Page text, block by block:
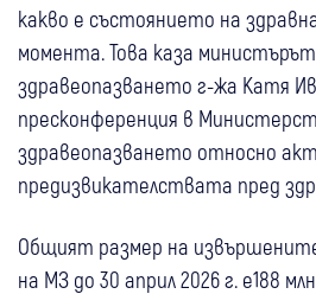
какво е състоянието на
момента. Това каза
здравеопазването г-жа Катя
пресконференция в
здравеопазването относно
предизвикателствата пред
Общият размер на
на МЗ до 30 април 2026 г. е188